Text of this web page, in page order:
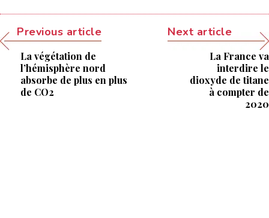
Previous article
La végétation de
l’hémisphère nord
absorbe de plus en plus
de CO2
Next article
La France va
interdire le
dioxyde de titane
à compter de
2020